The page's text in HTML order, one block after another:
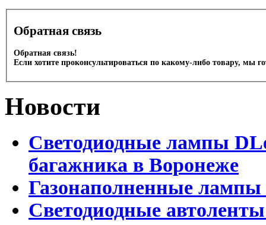
Обратная связь
Обратная связь!
Если хотите проконсультироваться по какому-либо товару, мы
Новости
Светодиодные лампы
багажника в Воронеже
Газонаполненные
Светодиодные